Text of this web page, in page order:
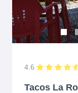
4.6
Tacos La